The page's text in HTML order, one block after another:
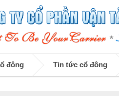
đông Tin tức cổ đông